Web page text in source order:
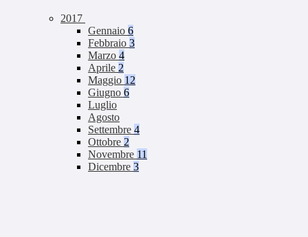
2017
Gennaio 6
Febbraio 3
Marzo 4
Aprile 2
Maggio 12
Giugno 6
Luglio
Agosto
Settembre 4
Ottobre 2
Novembre 11
Dicembre 3